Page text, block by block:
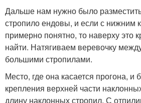
Дальше нам нужно было
стропило ендовы, и если с нижним
примерно понятно, то наверху это
найти. Натягиваем веревочку
большими стропилами.
Место, где она касается прогона, и
крепления верхней части
длину наклонных стропил. С